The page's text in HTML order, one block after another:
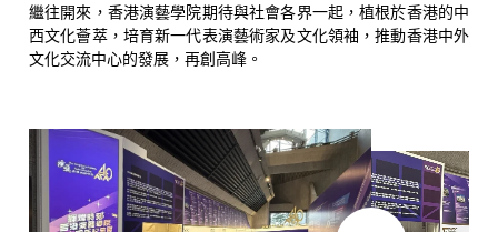
繼往開來，香港演藝學院期待與社會各界一起，植根於香港的中
西文化薈萃，培育新一代表演藝術家及文化領袖，推動香港中外
文化交流中心的發展，再創高峰。